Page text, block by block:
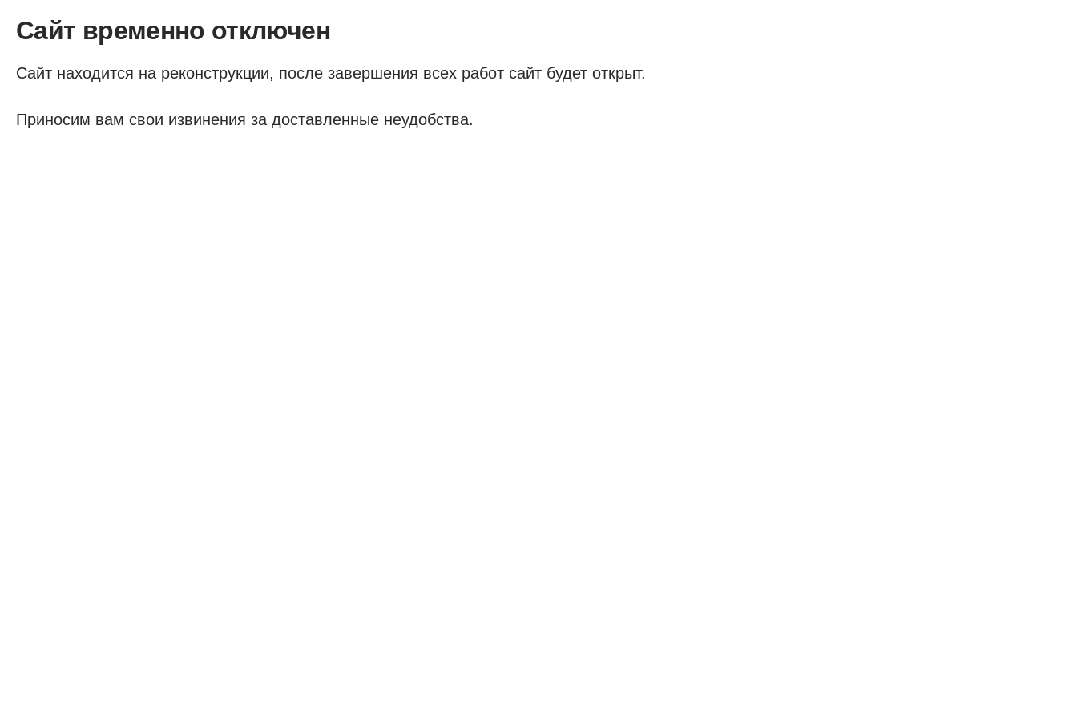
Сайт временно отключен
Сайт находится на реконструкции, после завершения всех работ сайт будет открыт.
Приносим вам свои извинения за доставленные неудобства.